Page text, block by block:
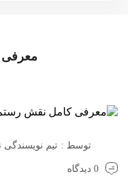
توسط : تیم نویسندگی
0 دیدگاه